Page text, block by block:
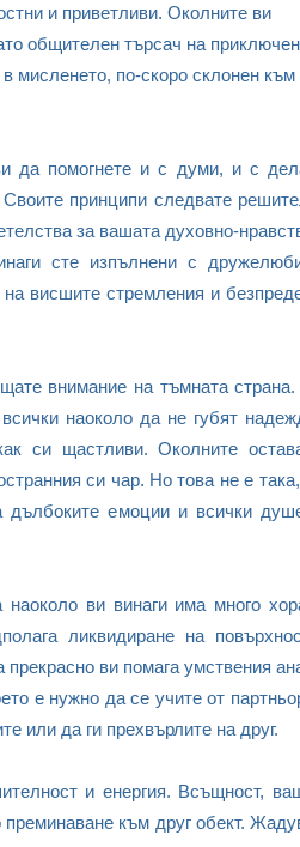
и приветливи. Околните ви
общителен търсач на
в мисленето, по-скоро склонен към
да помогнете и с думи, и с
принципи следвате
за вашата духовно-
сте изпълнени с
висшите стремления и
внимание на тъмната
наоколо да не губят
си щастливи. Околните
си чар. Но това не е
дълбоките емоции и всички
наоколо ви винаги има много
ликвидиране на
ви помага умствения
е нужно да се учите от
или да ги прехвърлите на друг.
и енергия. Всъщност,
към друг обект.